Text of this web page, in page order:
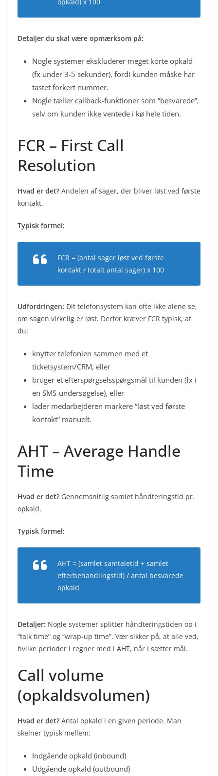
Detaljer du skal være opmærksom på:
Nogle systemer ekskluderer meget korte opkald
(fx under 3-5 sekunder), fordi kunden måske har
tastet forkert nummer.
Nogle tæller callback-funktioner som “besvarede”,
selv om kunden ikke ventede i kø hele tiden.
FCR – First Call
Resolution
Hvad er det? Andelen af sager, der bliver løst ved første
kontakt.
Typisk formel:
FCR = (antal sager løst ved første
kontakt / totalt antal sager) x 100
Udfordringen: Dit telefonsystem kan ofte ikke alene se,
om sagen virkelig er løst. Derfor kræver FCR typisk, at
du:
knytter telefonien sammen med et
ticketsystem/CRM, eller
bruger et efterspørgselsspørgsmål til kunden (fx i
en SMS-undersøgelse), eller
lader medarbejderen markere “løst ved første
kontakt” manuelt.
AHT – Average Handle
Time
Hvad er det? Gennemsnitlig samlet håndteringstid pr.
opkald.
Typisk formel:
AHT = (samlet samtaletid + samlet
efterbehandlingstid) / antal besvarede
opkald
Detaljer: Nogle systemer splitter håndteringstiden op i
“talk time” og “wrap-up time”. Vær sikker på, at alle ved,
hvilke perioder I regner med i AHT, når I sætter mål.
Call volume
(opkaldsvolumen)
Hvad er det? Antal opkald i en given periode. Man
skelner typisk mellem:
Indgående opkald (inbound)
Udgående opkald (outbound)